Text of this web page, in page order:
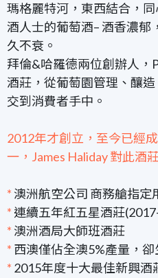
瑪格麗特河，東西結合，
酒人士的葡萄酒– 酒香濃郁
久不衰。
拜倫&哈羅德兩位創辦人，
酒莊，從葡萄園管理、釀
交到消費者手中。
2012年才創立，至今已經
一，James Haliday 對此酒
* 澳洲航空公司 商務艙指定
* 連續五年紅五星酒莊
* 澳洲酒局大師班酒莊
* 西澳僅佔全澳5%產量，
* 2015年度十大最佳新興酒